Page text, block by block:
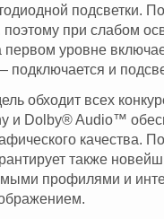
подсветки.
поэтому при слабом
уровне
подключается и
обходит всех
и Dolby® Audio™
качества.
также
профилями и